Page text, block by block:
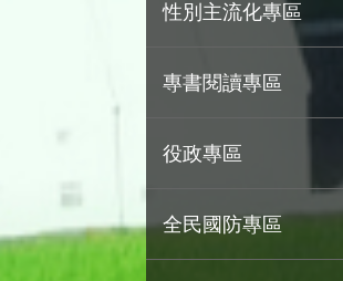
性別主流化專區
專書閱讀專區
役政專區
全民國防專區